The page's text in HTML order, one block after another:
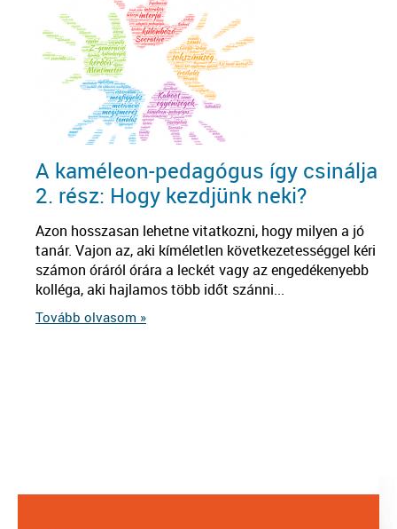
A kaméleon-pedagógus így csinálja
2. rész: Hogy kezdjünk neki?
Azon hosszasan lehetne vitatkozni, hogy milyen a jó
tanár. Vajon az, aki kíméletlen következetességgel kéri
számon óráról órára a leckét vagy az engedékenyebb
kolléga, aki hajlamos több időt szánni...
Tovább olvasom »